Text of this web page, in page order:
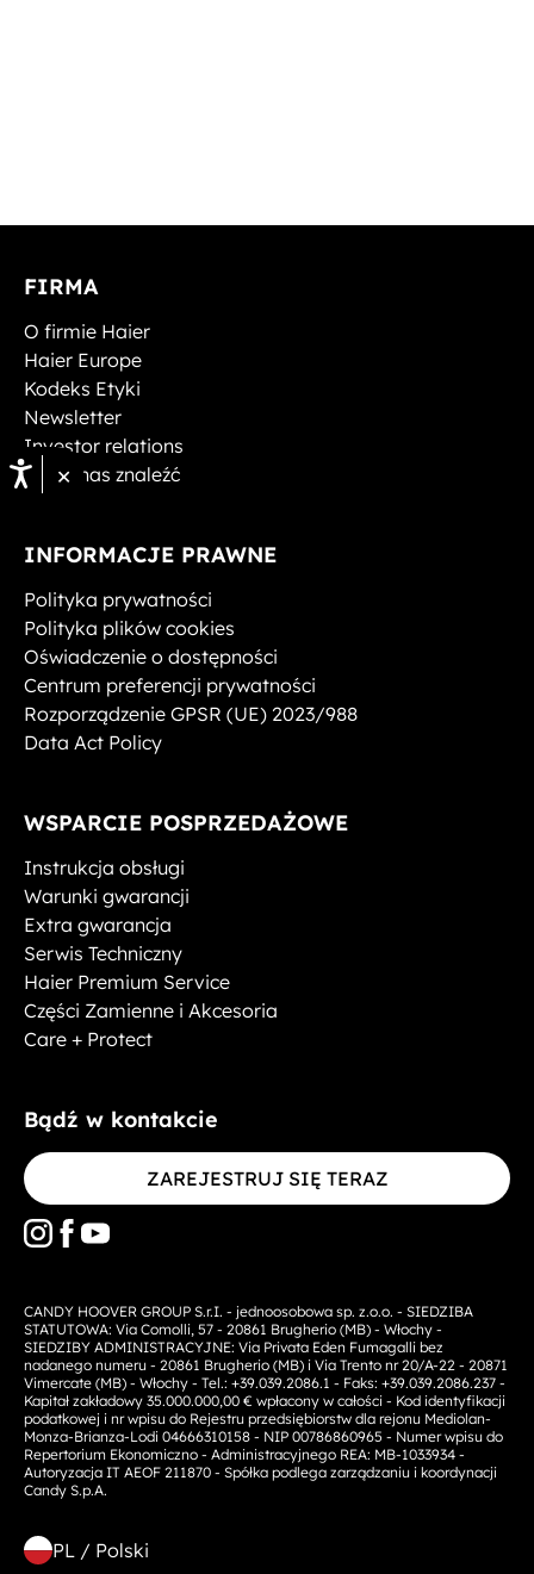
FIRMA
O firmie Haier
Haier Europe
Kodeks Etyki
Newsletter
Investor relations
Gdzie nas znaleźć
INFORMACJE PRAWNE
Polityka prywatności
Polityka plików cookies
Oświadczenie o dostępności
Centrum preferencji prywatności
Rozporządzenie GPSR (UE) 2023/988
Data Act Policy
WSPARCIE POSPRZEDAŻOWE
Instrukcja obsługi
Warunki gwarancji
Extra gwarancja
Serwis Techniczny
Haier Premium Service
Części Zamienne i Akcesoria
Care + Protect
Bądź w kontakcie
ZAREJESTRUJ SIĘ TERAZ
CANDY HOOVER GROUP S.r.I. - jednoosobowa sp. z.o.o. - SIEDZIBA
STATUTOWA: Via Comolli, 57 - 20861 Brugherio (MB) - Włochy -
SIEDZIBY ADMINISTRACYJNE: Via Privata Eden Fumagalli bez
nadanego numeru - 20861 Brugherio (MB) i Via Trento nr 20/A-22 - 20871
Vimercate (MB) - Włochy - Tel.: +39.039.2086.1 - Faks: +39.039.2086.237 -
Kapitał zakładowy 35.000.000,00 € wpłacony w całości - Kod identyfikacji
podatkowej i nr wpisu do Rejestru przedsiębiorstw dla rejonu Mediolan-
Monza-Brianza-Lodi 04666310158 - NIP 00786860965 - Numer wpisu do
Repertorium Ekonomiczno - Administracyjnego REA: MB-1033934 -
Autoryzacja IT AEOF 211870 - Spółka podlega zarządzaniu i koordynacji
Candy S.p.A.
PL / Polski
×